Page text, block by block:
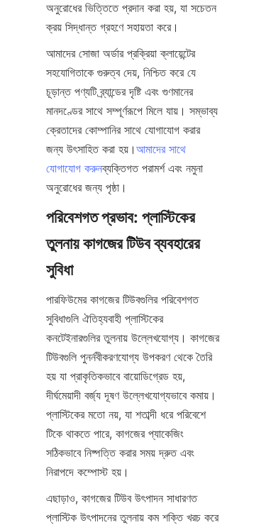
অনুরোধের ভিত্তিতে প্রদান করা হয়, যা সচেতন
ক্রয় সিদ্ধান্ত গ্রহণে সহায়তা করে।
আমাদের সোজা অর্ডার প্রক্রিয়া ক্লায়েন্টের
সহযোগিতাকে গুরুত্ব দেয়, নিশ্চিত করে যে
চূড়ান্ত পণ্যটি ব্র্যান্ডের দৃষ্টি এবং গুণমানের
মানদণ্ডের সাথে সম্পূর্ণরূপে মিলে যায়। সম্ভাব্য
ক্রেতাদের কোম্পানির সাথে যোগাযোগ করার
জন্য উৎসাহিত করা হয়। আমাদের সাথে
যোগাযোগ করুনব্যক্তিগত পরামর্শ এবং নমুনা
অনুরোধের জন্য পৃষ্ঠা।
পরিবেশগত প্রভাব: প্লাস্টিকের
তুলনায় কাগজের টিউব ব্যবহারের
সুবিধা
পারফিউমের কাগজের টিউবগুলির পরিবেশগত
সুবিধাগুলি ঐতিহ্যবাহী প্লাস্টিকের
কনটেইনারগুলির তুলনায় উল্লেখযোগ্য। কাগজের
টিউবগুলি পুনর্নবীকরণযোগ্য উপকরণ থেকে তৈরি
হয় যা প্রাকৃতিকভাবে বায়োডিগ্রেড হয়,
দীর্ঘমেয়াদী বর্জ্য দূষণ উল্লেখযোগ্যভাবে কমায়।
প্লাস্টিকের মতো নয়, যা শতাব্দী ধরে পরিবেশে
টিকে থাকতে পারে, কাগজের প্যাকেজিং
সঠিকভাবে নিষ্পত্তি করার সময় দ্রুত এবং
নিরাপদে কম্পোস্ট হয়।
এছাড়াও, কাগজের টিউব উৎপাদন সাধারণত
প্লাস্টিক উৎপাদনের তুলনায় কম শক্তি খরচ করে